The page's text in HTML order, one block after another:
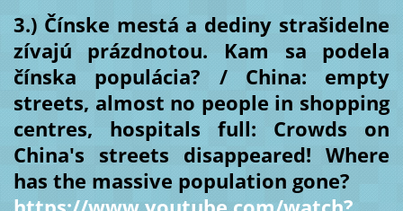
3.) Čínske mestá a dediny strašidelne
zívajú prázdnotou. Kam sa podela
čínska populácia? / China: empty
streets, almost no people in shopping
centres, hospitals full: Crowds on
China's streets disappeared! Where
has the massive population gone?